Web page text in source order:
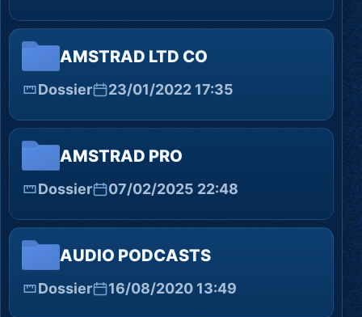
AMSTRAD LTD CO
Dossier 23/01/2022 17:35
AMSTRAD PRO
Dossier 07/02/2025 22:48
AUDIO PODCASTS
Dossier 16/08/2020 13:49